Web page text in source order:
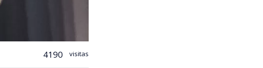
4190 visitas